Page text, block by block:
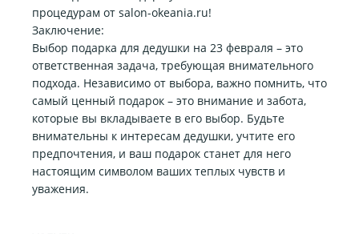
процедурам от salon-okeania.ru!
Заключение:
Выбор подарка для дедушки на 23 февраля – это
ответственная задача, требующая внимательного
подхода. Независимо от выбора, важно помнить, что
самый ценный подарок – это внимание и забота,
которые вы вкладываете в его выбор. Будьте
внимательны к интересам дедушки, учтите его
предпочтения, и ваш подарок станет для него
настоящим символом ваших теплых чувств и
уважения.